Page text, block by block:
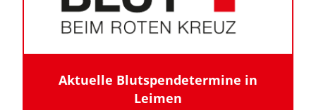
Aktuelle Blutspendetermine in
Leimen